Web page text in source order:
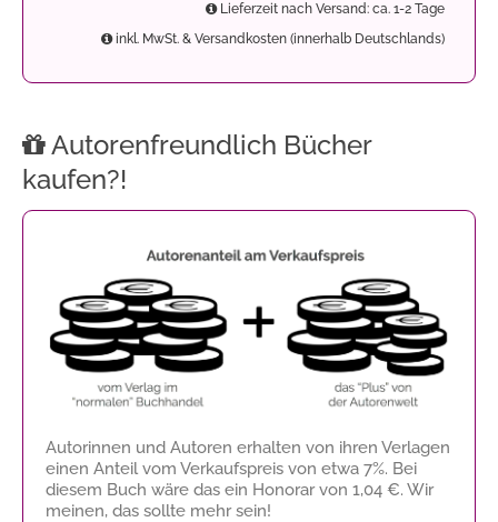
Lieferzeit nach Versand: ca. 1-2 Tage
inkl. MwSt. & Versandkosten (innerhalb Deutschlands)
Autorenfreundlich Bücher
kaufen?!
Autorinnen und Autoren erhalten von ihren Verlagen
einen Anteil vom Verkaufspreis von etwa 7%. Bei
diesem Buch wäre das ein Honorar von 1,04 €. Wir
meinen, das sollte mehr sein!